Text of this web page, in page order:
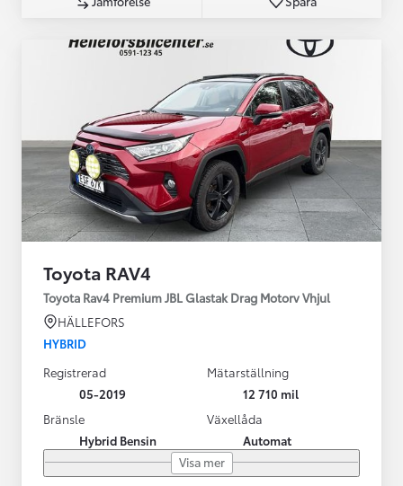
Toyota RAV4
Toyota Rav4 Premium JBL Glastak Drag Motorv Vhjul
HÄLLEFORS
HYBRID
Registrerad
05-2019
Mätarställning
12 710 mil
Bränsle
Hybrid Bensin
Växellåda
Automat
Visa mer